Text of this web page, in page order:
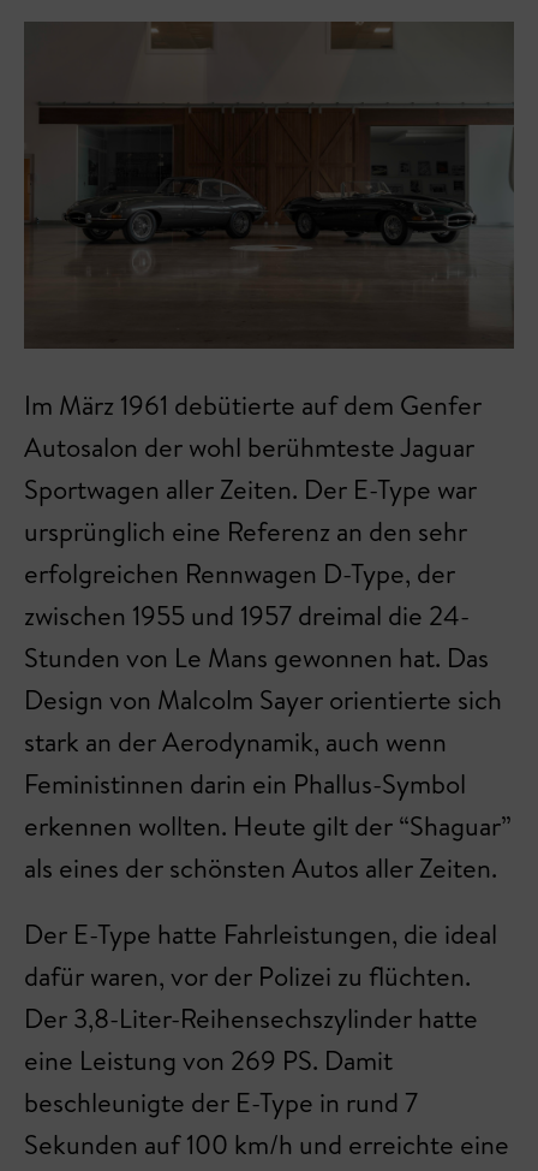
Im März 1961 debütierte auf dem Genfer
Autosalon der wohl berühmteste Jaguar
Sportwagen aller Zeiten. Der E-Type war
ursprünglich eine Referenz an den sehr
erfolgreichen Rennwagen D-Type, der
zwischen 1955 und 1957 dreimal die 24-
Stunden von Le Mans gewonnen hat. Das
Design von Malcolm Sayer orientierte sich
stark an der Aerodynamik, auch wenn
Feministinnen darin ein Phallus-Symbol
erkennen wollten. Heute gilt der “Shaguar”
als eines der schönsten Autos aller Zeiten.
Der E-Type hatte Fahrleistungen, die ideal
dafür waren, vor der Polizei zu flüchten.
Der 3,8-Liter-Reihensechszylinder hatte
eine Leistung von 269 PS. Damit
beschleunigte der E-Type in rund 7
Sekunden auf 100 km/h und erreichte eine